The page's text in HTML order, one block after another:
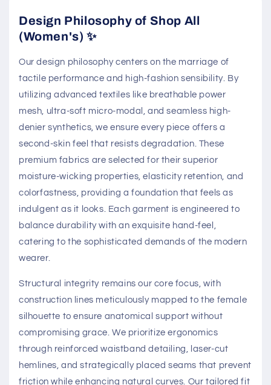
Design Philosophy of Shop All
(Women's) ✨
Our design philosophy centers on the marriage of
tactile performance and high-fashion sensibility. By
utilizing advanced textiles like breathable power
mesh, ultra-soft micro-modal, and seamless high-
denier synthetics, we ensure every piece offers a
second-skin feel that resists degradation. These
premium fabrics are selected for their superior
moisture-wicking properties, elasticity retention, and
colorfastness, providing a foundation that feels as
indulgent as it looks. Each garment is engineered to
balance durability with an exquisite hand-feel,
catering to the sophisticated demands of the modern
wearer.
Structural integrity remains our core focus, with
construction lines meticulously mapped to the female
silhouette to ensure anatomical support without
compromising grace. We prioritize ergonomics
through reinforced waistband detailing, laser-cut
hemlines, and strategically placed seams that prevent
friction while enhancing natural curves. Our tailored fit